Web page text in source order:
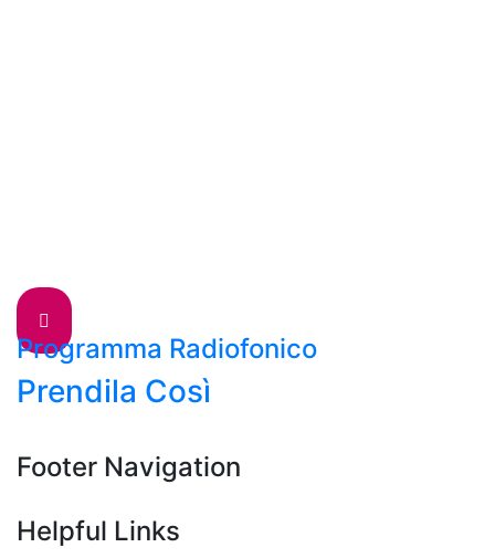
Programma Radiofonico
Prendila Così
Footer Navigation
Helpful Links